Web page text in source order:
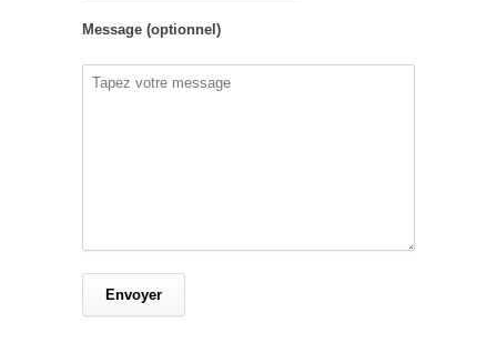
Message (optionnel)